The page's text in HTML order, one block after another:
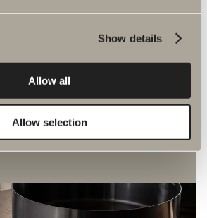
Show details
Allow all
Allow selection
monilla kätevillä
suurentavalla peilillä,
valaistuksella tai
Lisätietoja lisävarusteista
jälleenmyyjältäsi.